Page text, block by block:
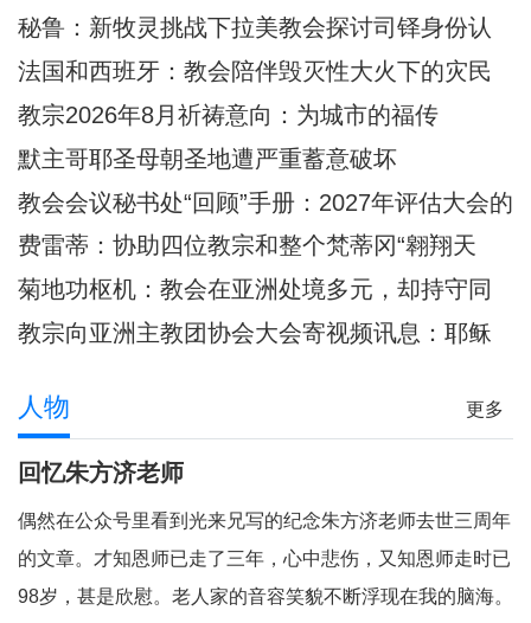
意大利亚西西天使之后圣母大殿内主
持弥撒圣祭
担任主教的奇克拉约，并前往亚马逊
教宗方济各的出生地阿根廷，以及将
近40年没有教宗访问过的乌拉圭。被
秘鲁人民视为同胞的普雷沃斯特教
宗，即将回到他度过多年传教岁月的
安第斯大地，在那里
秘鲁：新牧灵挑战下拉美教会探讨司铎身份认
同
法国和西班牙：教会陪伴毁灭性大火下的灾民
教宗2026年8月祈祷意向：为城市的福传
默主哥耶圣母朝圣地遭严重蓄意破坏
教会会议秘书处“回顾”手册：2027年评估大会的
准则和指示
费雷蒂：协助四位教宗和整个梵蒂冈“翱翔天
际”的妇女
菊地功枢机：教会在亚洲处境多元，却持守同
一信仰
教宗向亚洲主教团协会大会寄视频讯息：耶稣
更多
人物
回忆朱方济老师
偶然在公众号里看到光来兄写的纪念朱方济老师去世三周年
的文章。才知恩师已走了三年，心中悲伤，又知恩师走时已
98岁，甚是欣慰。老人家的音容笑貌不断浮现在我的脑海。